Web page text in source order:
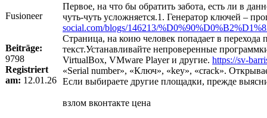
Fusioneer
Beiträge:
9798
Registriert
am: 12.01.26
Первое, на что бы обратить забота, есть ли в
чуть-чуть усложняется.1. Генератор ключей –
social.com/blogs/146213/
Страница, на коию человек попадает в
текст.Устанавливайте непроверенные
VirtualBox, VMware Player и другие. https://sv-
«Serial number», «Ключ», «key», «crack».
Если выбираете другие площадки, прежде
взлом вконтакте цена